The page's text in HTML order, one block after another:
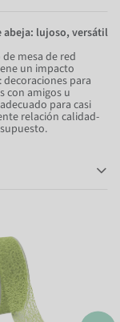
abeja: lujoso, versátil
mesa de red
un impacto
para
con amigos u
para casi
relación calidad-